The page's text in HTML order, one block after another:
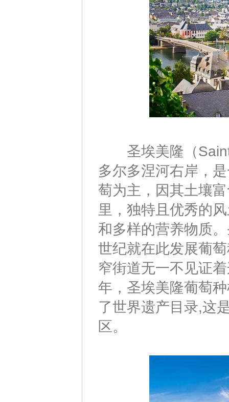
圣埃美隆（Saint
多尔多涅河右岸，
萄为主，因其土壤
里，独特且优秀的
和多样的营养物质
世纪就在此发展葡
窄街道无一不见证
年，圣埃美隆葡萄
了世界遗产目录,这
区。